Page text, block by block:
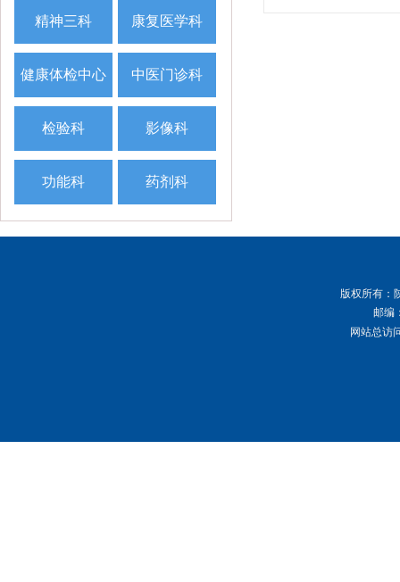
精神三科 康复医学科
健康体检中心 中医门诊科
检验科 影像科
功能科 药剂科
版权所有：
邮编
网站总